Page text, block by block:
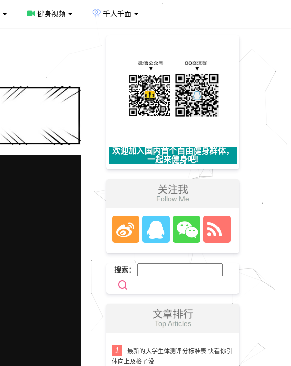
健身视频 千人千面
欢迎加入国内首个自由健身群体，
一起来健身吧!
关注我
Follow Me
搜索：
文章排行
Top Articles
最新的大学生体测评分标准表 快看你引
体向上及格了没